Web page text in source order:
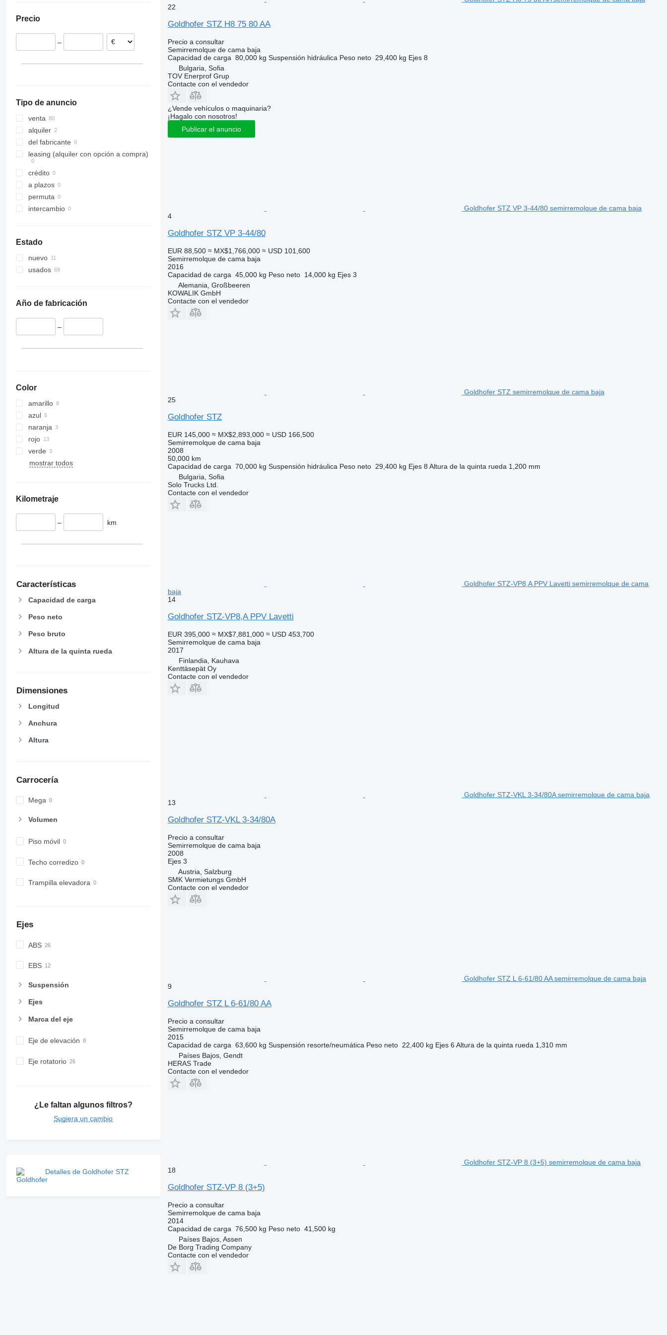
Rumanía
Austria
Precio
–
Tipo de anuncio
venta
alquiler
del fabricante
leasing (alquiler con opción a compra)
crédito
a plazos
permuta
intercambio
Estado
nuevo
usados
Año de fabricación
–
Color
amarillo
azul
naranja
rojo
verde
mostrar todos
Kilometraje
– km
Características
Capacidad de carga
Peso neto
Peso bruto
Altura de la quinta rueda
Dimensiones
Longitud
Anchura
Altura
Carrocería
Mega
Volumen
Piso móvil
Techo corredizo
Trampilla elevadora
Ejes
ABS
EBS
Suspensión
Ejes
Marca del eje
Eje de elevación
Eje rotatorio
¿Le faltan algunos filtros?
Sugiera un cambio
Detalles de Goldhofer STZ
22
Goldhofer STZ H8 75 80 AA
Precio a consultar
Semirremolque de cama baja
Capacidad de carga 80,000 kg Suspensión hidráulica Peso neto 29,400 kg Ejes 8
Bulgaria, Sofia
TOV Enerprof Grup
Contacte con el vendedor
¿Vende vehículos o maquinaria?
¡Hagalo con nosotros!
Publicar el anuncio
Goldhofer STZ VP 3-44/80 semirremolque de cama baja
4
Goldhofer STZ VP 3-44/80
EUR 88,500 ≈ MX$1,766,000 ≈ USD 101,600
Semirremolque de cama baja
2016
Capacidad de carga 45,000 kg Peso neto 14,000 kg Ejes 3
Alemania, Großbeeren
KOWALIK GmbH
Contacte con el vendedor
Goldhofer STZ semirremolque de cama baja
25
Goldhofer STZ
EUR 145,000 ≈ MX$2,893,000 ≈ USD 166,500
Semirremolque de cama baja
2008
50,000 km
Capacidad de carga 70,000 kg Suspensión hidráulica Peso neto 29,400 kg Ejes 8 Altura de la quinta rueda 1,200 mm
Bulgaria, Sofia
Solo Trucks Ltd.
Contacte con el vendedor
Goldhofer STZ-VP8,A PPV Lavetti semirremolque de cama
baja
14
Goldhofer STZ-VP8,A PPV Lavetti
EUR 395,000 ≈ MX$7,881,000 ≈ USD 453,700
Semirremolque de cama baja
2017
Finlandia, Kauhava
Kenttäsepät Oy
Contacte con el vendedor
Goldhofer STZ-VKL 3-34/80A semirremolque de cama baja
13
Goldhofer STZ-VKL 3-34/80A
Precio a consultar
Semirremolque de cama baja
2008
Ejes 3
Austria, Salzburg
SMK Vermietungs GmbH
Contacte con el vendedor
Goldhofer STZ L 6-61/80 AA semirremolque de cama baja
9
Goldhofer STZ L 6-61/80 AA
Precio a consultar
Semirremolque de cama baja
2015
Capacidad de carga 63,600 kg Suspensión resorte/neumática Peso neto 22,400 kg Ejes 6 Altura de la quinta rueda 1,310 mm
Países Bajos, Gendt
HERAS Trade
Contacte con el vendedor
Goldhofer STZ-VP 8 (3+5) semirremolque de cama baja
18
Goldhofer STZ-VP 8 (3+5)
Precio a consultar
Semirremolque de cama baja
2014
Capacidad de carga 76,500 kg Peso neto 41,500 kg
Países Bajos, Assen
De Borg Trading Company
Contacte con el vendedor